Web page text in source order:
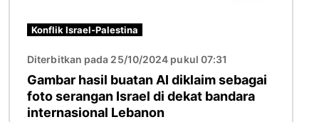
Konflik Israel-Palestina
Diterbitkan pada 25/10/2024 pukul 07:31
Gambar hasil buatan AI diklaim sebagai
foto serangan Israel di dekat bandara
internasional Lebanon